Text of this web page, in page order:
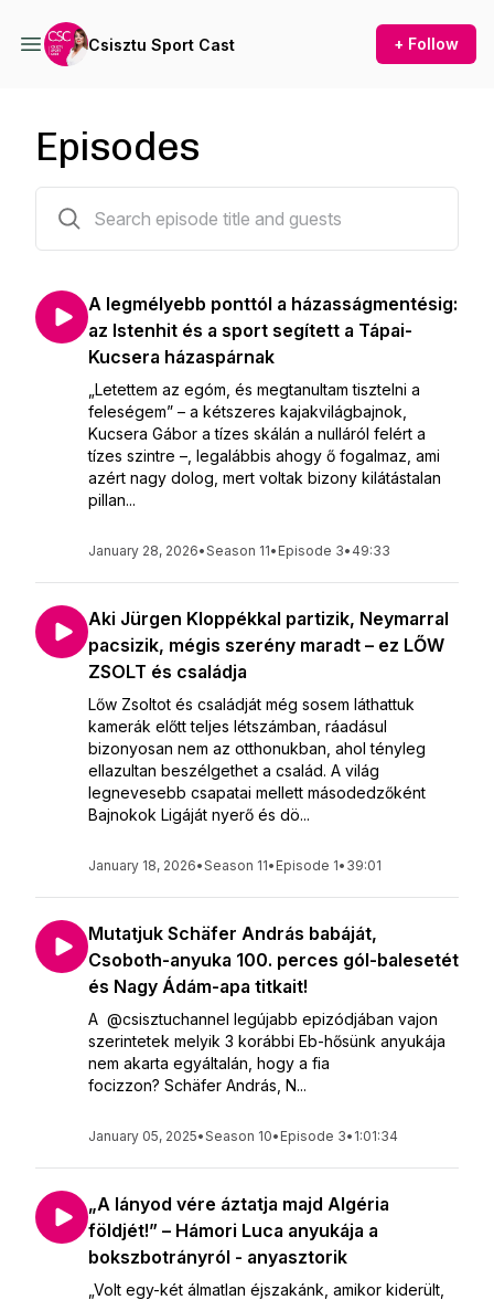
Csisztu Sport Cast + Follow
Episodes
A legmélyebb ponttól a házasságmentésig:
az Istenhit és a sport segített a Tápai-
Kucsera házaspárnak
„Letettem az egóm, és megtanultam tisztelni a
feleségem” – a kétszeres kajakvilágbajnok,
Kucsera Gábor a tízes skálán a nulláról felért a
tízes szintre –, legalábbis ahogy ő fogalmaz, ami
azért nagy dolog, mert voltak bizony kilátástalan
pillan...
January 28, 2026•Season 11• Episode 3• 49:33
Aki Jürgen Kloppékkal partizik, Neymarral
pacsizik, mégis szerény maradt – ez LŐW
ZSOLT és családja
Lőw Zsoltot és családját még sosem láthattuk
kamerák előtt teljes létszámban, ráadásul
bizonyosan nem az otthonukban, ahol tényleg
ellazultan beszélgethet a család. A világ
legnevesebb csapatai mellett másodedzőként
Bajnokok Ligáját nyerő és dö...
January 18, 2026•Season 11• Episode 1• 39:01
Mutatjuk Schäfer András babáját,
Csoboth-anyuka 100. perces gól-balesetét
és Nagy Ádám-apa titkait!
A @csisztuchannel legújabb epizódjában vajon
szerintetek melyik 3 korábbi Eb-hősünk anyukája
nem akarta egyáltalán, hogy a fia
focizzon? Schäfer András, N...
January 05, 2025•Season 10• Episode 3• 1:01:34
„A lányod vére áztatja majd Algéria
földjét!” – Hámori Luca anyukája a
bokszbotrányról - anyasztorik
„Volt egy-két álmatlan éjszakánk, amikor kiderült,